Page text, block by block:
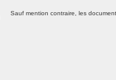
Sauf mention contraire, les